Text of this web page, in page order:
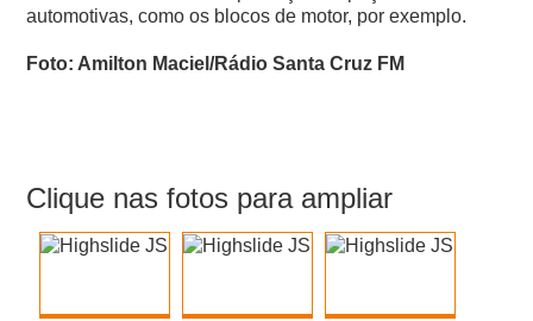
automotivas, como os blocos de motor, por exemplo.
Foto: Amilton Maciel/Rádio Santa Cruz FM
Clique nas fotos para ampliar